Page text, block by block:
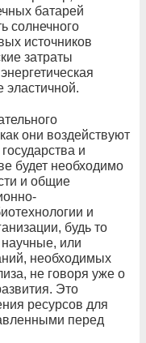
батарей
солнечного
источников
затраты
эластичной.
они воздействуют
и
будет необходимо
и общие
и
будь то
или
необходимых
не говоря уже о
Это
ресурсов для
перед